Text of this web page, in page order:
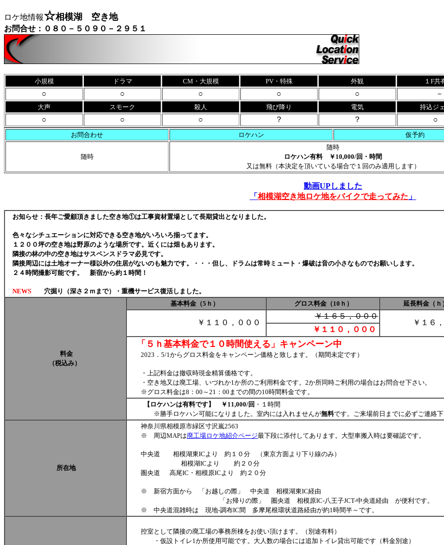
ロケ地情報☆相模湖 空き地
お問合せ：０８０－５０９０－２９５１
小規模 ドラマ CM・大規模 PV・特殊 外観 １F共
○ ○ ○ ○ ○ －
大声 スモーク 殺人 飛び降り 電気 持込ジ
○ ○ ○ ？ ？ ○
お問合わせ ロケハン 仮予約
随時
随時
ロケハン有料 ￥10,000/回・時間
又は無料（本決定を頂いている場合で１回のみ適用します）
動画UPしました
「 相模湖空き地ロケ地をバイクで走ってみた 」
お知らせ：長年ご愛顧頂きました空き地①は工事資材置場として長期貸出となりました。
色々なシチュエーションに対応できる空き地がいろいろ揃ってます。
１２００坪の空き地は野原のような場所です。近くには畑もあります。
隣接の林の中の空き地はサスペンスドラマ必見です。
隣接周辺には土地オーナー様以外の住居がないのも魅力です。・・・但し、ドラムは常時ミュート・爆破は音の小さなものでお願いします。
２４時間撮影可能です。 新宿から約１時間！
NEWS 穴掘り（深さ２ｍまで）・重機サービス復活しました。
料金
（税込み）
基本料金（5ｈ） グロス料金（10ｈ） 延長料金（ｈ
￥１１０，０００
￥１６５，０００
￥１６
￥１１０，０００
「５ｈ基本料金で１０時間使える」キャンペーン中
2023．5/1からグロス料金をキャンペーン価格と致します。（期間未定です）
・上記料金は撤収時現金精算価格です。
・空き地又は廃工場、いづれか1か所のご利用料金です。2か所同時ご利用の場合はお問合せ下さい。
※グロス料金は8：00～21：00までの間の10時間料金です。
【ロケハンは有料です】 ￥11,000/回 ・１時間
※勝手ロケハン可能になりました。室内には入れませんが無料です。ご来場前日までに必ずご連絡
所在地
神奈川県相模原市緑区寸沢嵐2563
※ 周辺MAPは廃工場ロケ地紹介ページ最下段に添付してあります。大型車搬入時は要確認です。
中央道 相模湖東ICより 約１０分 （東京方面より下り線のみ）
相模湖ICより 約２０分
圏央道 高尾IC・相模原ICより 約２０分
※ 新宿方面から 「お越しの際」 中央道 相模湖東IC経由
「お帰りの際」 圏央道 相模原IC-八王子JCT-中央道経由 が便利です。
※ 中央道混雑時は 現地-調布IC間 多摩尾根環状道路経由が約1時間半～です。
控室として隣接の廃工場の事務所棟をお使い頂けます。（別途有料）
・仮設トイレ1か所使用可能です。大人数の場合には追加トイレ貸出可能です（料金別途）